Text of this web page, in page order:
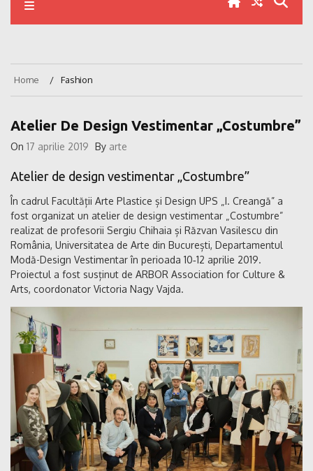
Home Fashion
Atelier De Design Vestimentar „Costumbre”
On 17 aprilie 2019 By arte
Atelier de design vestimentar „Costumbre”
În cadrul Facultății Arte Plastice și Design UPS „I. Creangă” a
fost organizat un atelier de design vestimentar „Costumbre”
realizat de profesorii Sergiu Chihaia și Răzvan Vasilescu din
România, Universitatea de Arte din București, Departamentul
Modă-Design Vestimentar în perioada 10‑12 aprilie 2019.
Proiectul a fost susținut de ARBOR Association for Culture &
Arts, coordonator Victoria Nagy Vajda.